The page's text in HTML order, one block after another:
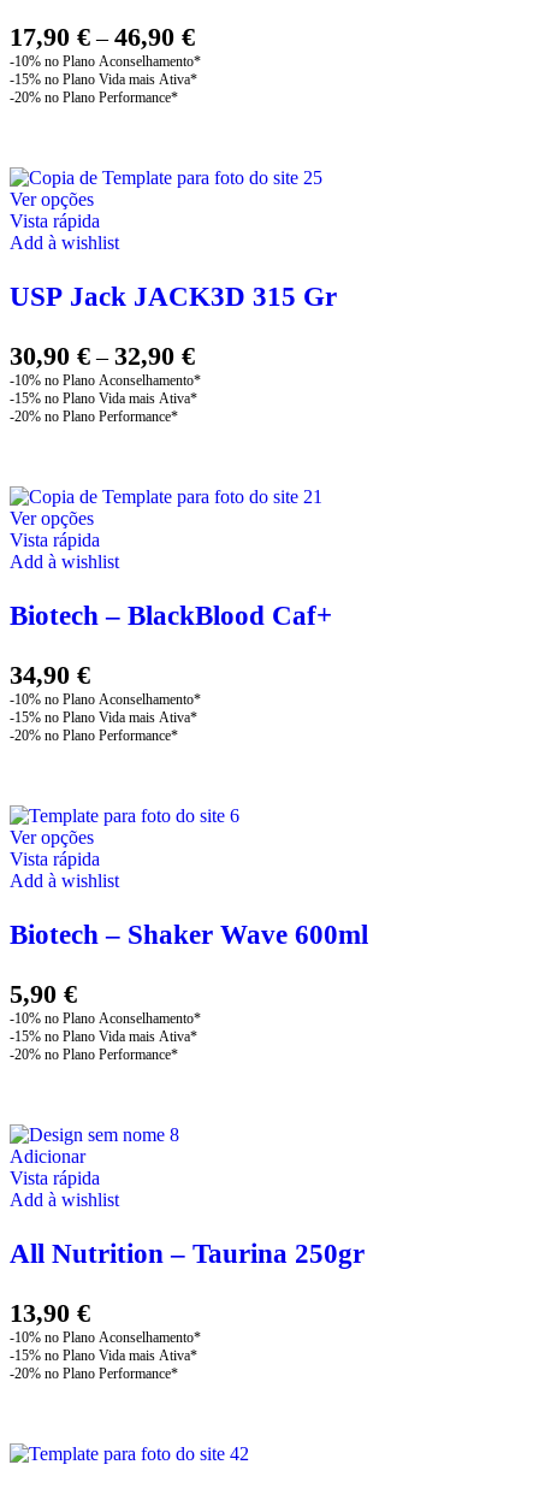
may
be
chosen
on
17,90 € – 46,90 €Price
range:
Ver opçõesThis
product
has
variants.
The
may
be
chosen
on
Vista rápida
Add à wishlist
USP Jack JACK3D 315 Gr
30,90 € – 32,90 €Price
range:
Ver opçõesThis
product
has
variants.
The
be
chosen
on
Vista rápida
Add à wishlist
Biotech – BlackBlood Caf+
34,90 €
Ver opçõesThis
product
has
variants.
The
be
chosen
on
Vista rápida
Add à wishlist
Biotech – Shaker Wave 600ml
5,90 €
Adicionar
Vista rápida
Add à wishlist
All Nutrition – Taurina 250gr
13,90 €